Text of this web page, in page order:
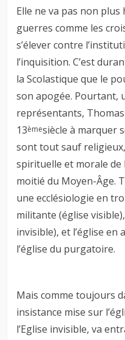
Elle ne va pas non plus
guerres comme les
s’élever contre
l’inquisition. C’est
la Scolastique que le
son apogée. Pourtant,
représentants, Thomas
13èmesiècle à marquer
sont tout sauf
spirituelle et morale de
moitié du Moyen-Âge.
une ecclésiologie en
militante (église
invisible), et l’église
l’église du purgatoire.
Mais comme toujours
insistance mise sur
l’Eglise invisible, va